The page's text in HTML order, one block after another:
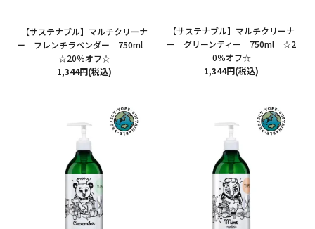
店舗情報
【サステナブル】マルチクリーナ
ー フレンチラベンダー 750ml
☆20％オフ☆
1,344円(税込)
【サステナブル】マルチクリーナ
ー グリーンティー 750ml ☆2
0％オフ☆
1,344円(税込)